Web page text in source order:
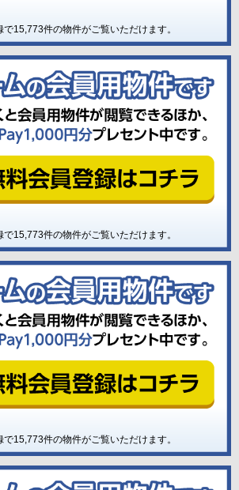
で15,773件の物件がご覧いただけます。
で15,773件の物件がご覧いただけます。
で15,773件の物件がご覧いただけます。